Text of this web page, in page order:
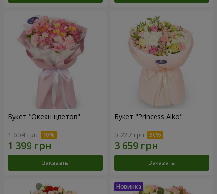
Букет "Океан цветов"
1 554 грн
Заказать
Букет "Princess Aiko"
5 227 грн
Заказать